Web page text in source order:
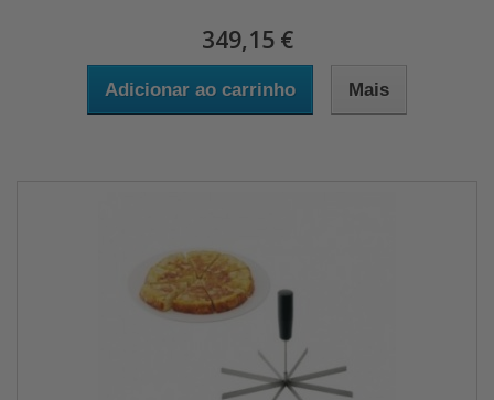
349,15 €
Adicionar ao carrinho Mais